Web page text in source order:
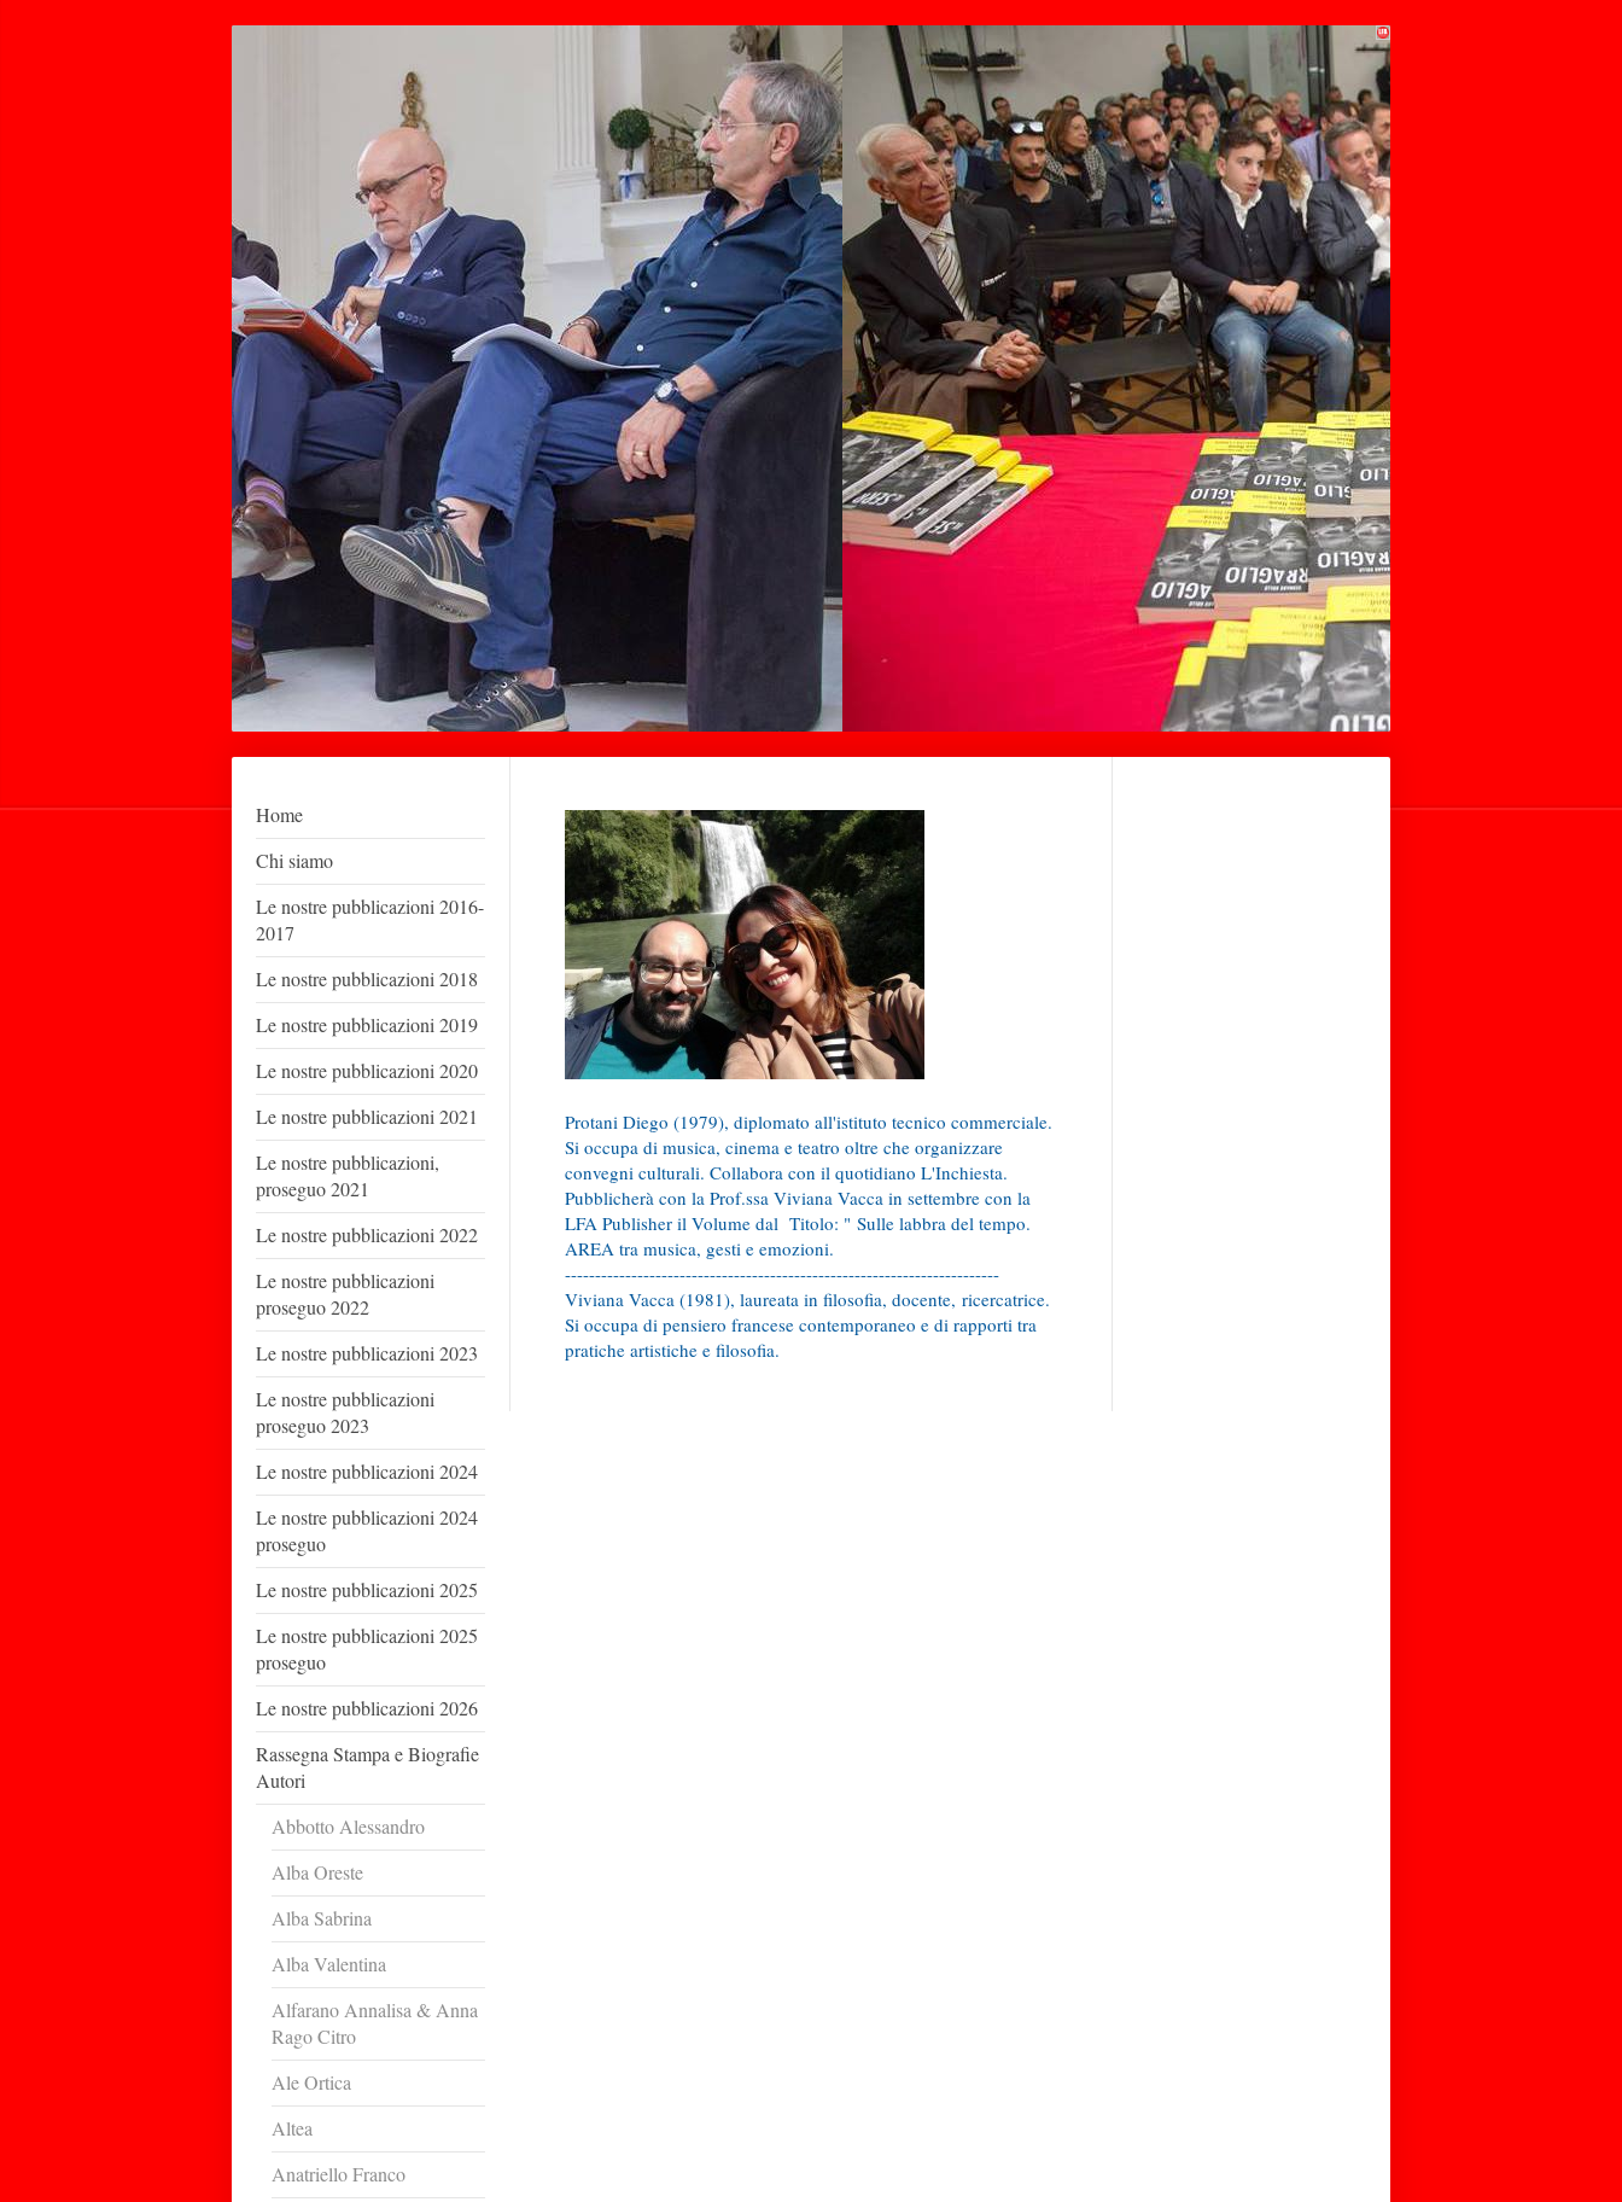
Home
Chi siamo
Le nostre pubblicazioni 2016-
2017
Le nostre pubblicazioni 2018
Le nostre pubblicazioni 2019
Le nostre pubblicazioni 2020
Le nostre pubblicazioni 2021
Le nostre pubblicazioni,
proseguo 2021
Le nostre pubblicazioni 2022
Le nostre pubblicazioni
proseguo 2022
Le nostre pubblicazioni 2023
Le nostre pubblicazioni
proseguo 2023
Le nostre pubblicazioni 2024
Le nostre pubblicazioni 2024
proseguo
Le nostre pubblicazioni 2025
Le nostre pubblicazioni 2025
proseguo
Le nostre pubblicazioni 2026
Rassegna Stampa e Biografie
Autori
Abbotto Alessandro
Alba Oreste
Alba Sabrina
Alba Valentina
Alfarano Annalisa & Anna
Rago Citro
Ale Ortica
Altea
Anatriello Franco
Protani Diego (1979), diplomato all'istituto tecnico commerciale.
Si occupa di musica, cinema e teatro oltre che organizzare
convegni culturali. Collabora con il quotidiano L'Inchiesta.
Pubblicherà con la Prof.ssa Viviana Vacca in settembre con la
LFA Publisher il Volume dal Titolo: " Sulle labbra del tempo.
AREA tra musica, gesti e emozioni.
------------------------------------------------------------------------
Viviana Vacca (1981), laureata in filosofia, docente, ricercatrice.
Si occupa di pensiero francese contemporaneo e di rapporti tra
pratiche artistiche e filosofia.